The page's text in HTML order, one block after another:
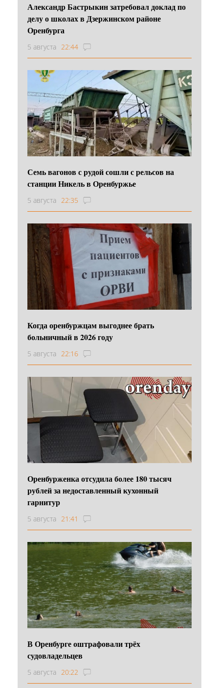
Александр Бастрыкин затребовал доклад по
делу о школах в Дзержинском районе
Оренбурга
5 августа 22:44
Семь вагонов с рудой сошли с рельсов на
станции Никель в Оренбуржье
5 августа 22:35
Когда оренбуржцам выгоднее брать
больничный в 2026 году
5 августа 22:16
Оренбурженка отсудила более 180 тысяч
рублей за недоставленный кухонный
гарнитур
5 августа 21:41
В Оренбурге оштрафовали трёх
судовладельцев
5 августа 20:22